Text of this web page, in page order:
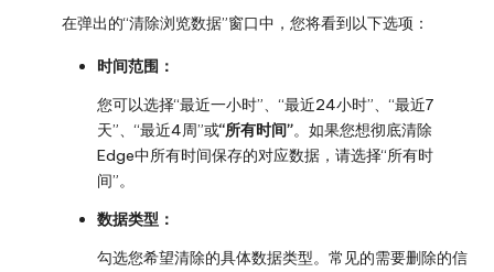
在弹出的“清除浏览数据”窗口中，您将看到以下选项：
时间范围：
您可以选择“最近一小时”、“最近24小时”、“最近7
天”、“最近4周”或“所有时间”。如果您想彻底清除
Edge中所有时间保存的对应数据，请选择“所有时
间”。
数据类型：
勾选您希望清除的具体数据类型。常见的需要删除的信